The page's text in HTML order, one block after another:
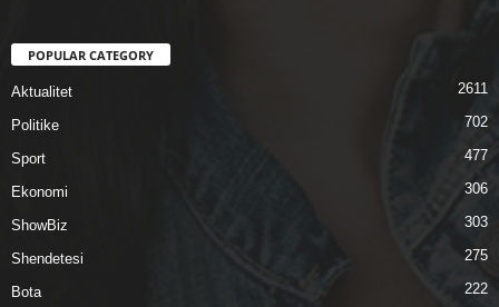
POPULAR CATEGORY
Aktualitet 2611
Politike 702
Sport 477
Ekonomi 306
ShowBiz 303
Shendetesi 275
Bota 222